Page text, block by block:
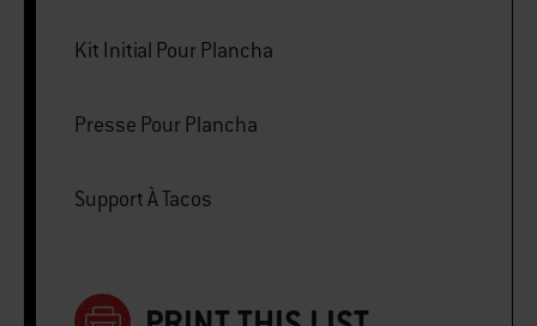
Kit Initial Pour Plancha
Presse Pour Plancha
Support À Tacos